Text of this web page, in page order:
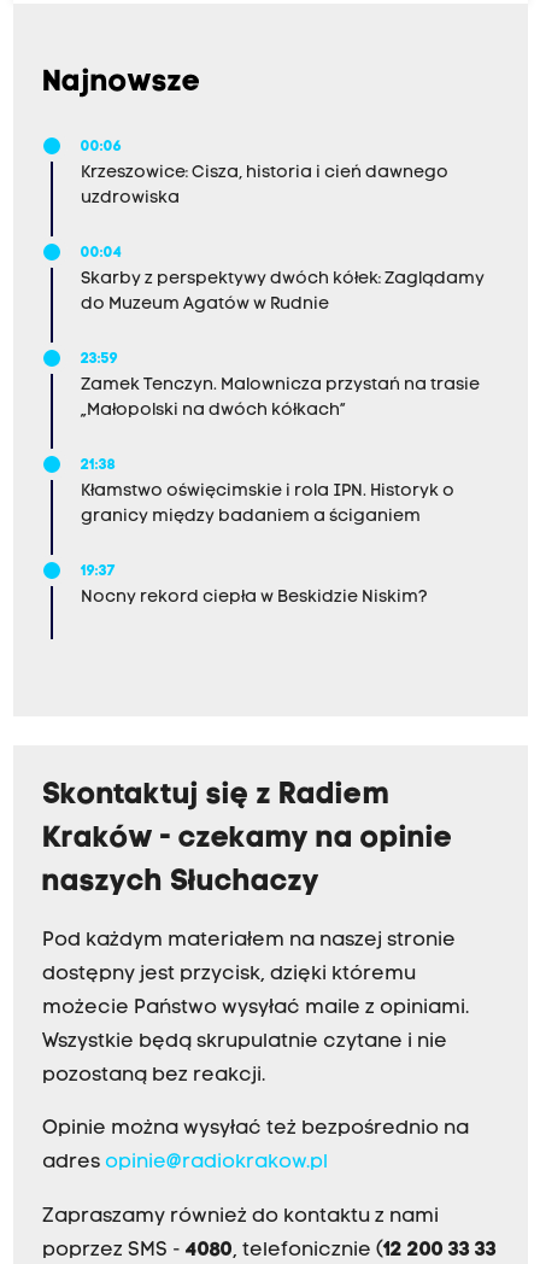
Najnowsze
00:06
Krzeszowice: Cisza, historia i cień dawnego
uzdrowiska
00:04
Skarby z perspektywy dwóch kółek: Zaglądamy
do Muzeum Agatów w Rudnie
23:59
Zamek Tenczyn. Malownicza przystań na trasie
„Małopolski na dwóch kółkach”
21:38
Kłamstwo oświęcimskie i rola IPN. Historyk o
granicy między badaniem a ściganiem
19:37
Nocny rekord ciepła w Beskidzie Niskim?
Skontaktuj się z Radiem
Kraków - czekamy na opinie
naszych Słuchaczy
Pod każdym materiałem na naszej stronie
dostępny jest przycisk, dzięki któremu
możecie Państwo wysyłać maile z opiniami.
Wszystkie będą skrupulatnie czytane i nie
pozostaną bez reakcji.
Opinie można wysyłać też bezpośrednio na
adres opinie@radiokrakow.pl
Zapraszamy również do kontaktu z nami
poprzez SMS - 4080, telefonicznie (12 200 33 33